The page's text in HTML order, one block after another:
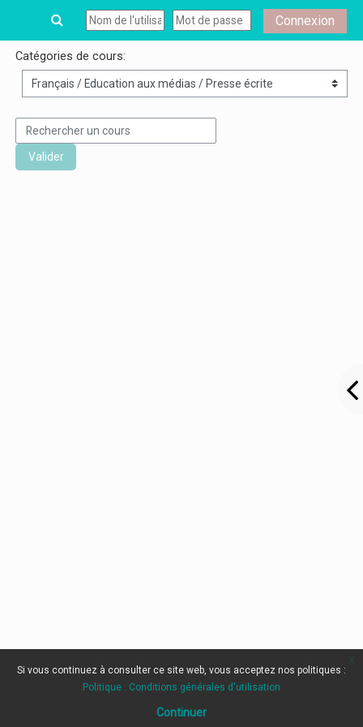
Connexion
Catégories de cours:
Rechercher un cours
Valider
Si vous continuez à consulter ce site web, vous acceptez nos politiques :
Politique : Conditions générales d'utilisation
Continuer